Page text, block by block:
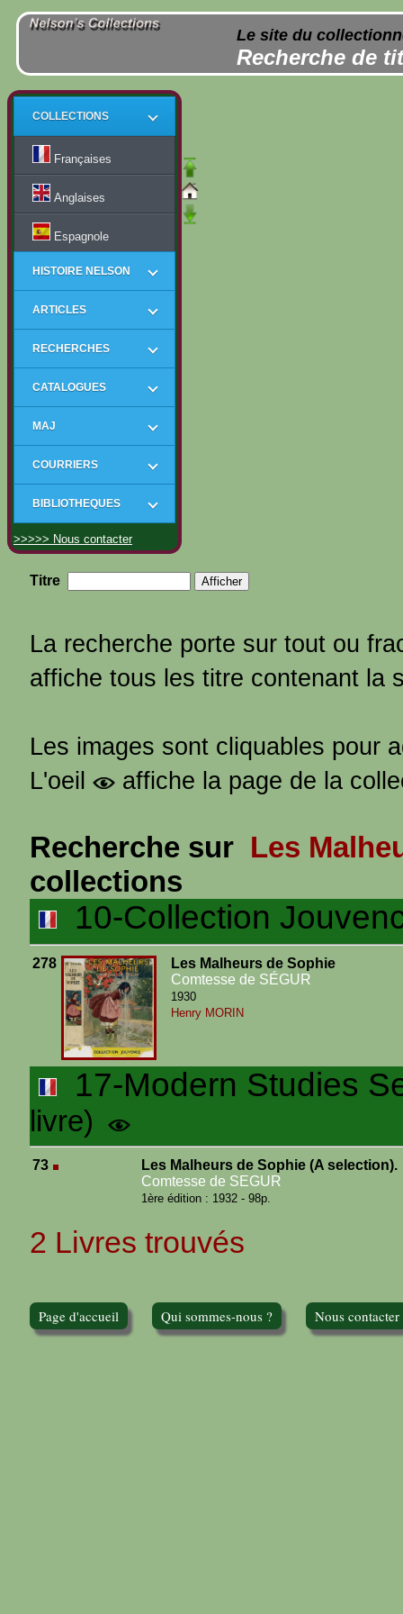
Le site du
Recherche de
COLLECTIONS
Françaises
Anglaises
Espagnole
HISTOIRE NELSON
ARTICLES
RECHERCHES
CATALOGUES
MAJ
COURRIERS
BIBLIOTHEQUES
>>>>> Nous contacter
Titre
La recherche porte sur tout ou
affiche tous les titre contenant la
Les images sont cliquables pour
L'oeil
affiche la page de la
Recherche sur Les
collections
10-Collection
278
Les Malheurs de Sophie
Comtesse de SÉGUR
1930
Henry MORIN
17-Modern Studies
livre)
73
Les Malheurs de Sophie (A selection).
Comtesse de SEGUR
1ère édition : 1932 - 98p.
2 Livres trouvés
Page d'accueil Qui sommes-nous ? Nous contacter